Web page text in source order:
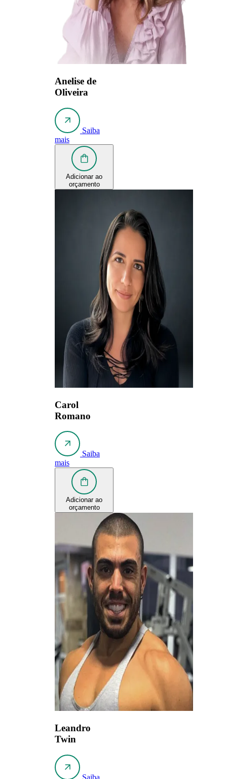
Anelise de
Oliveira
Saiba
mais
Adicionar ao
orçamento
Carol
Romano
Saiba
mais
Adicionar ao
orçamento
Leandro
Twin
Saiba